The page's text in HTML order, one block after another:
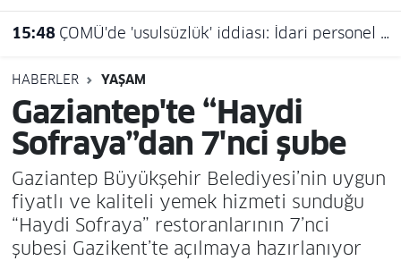
15:48 ÇOMÜ'de 'usulsüzlük' iddiası: İdari personel açığa alındı
HABERLER YAŞAM
Gaziantep'te “Haydi
Sofraya”dan 7'nci şube
Gaziantep Büyükşehir Belediyesi’nin uygun
fiyatlı ve kaliteli yemek hizmeti sunduğu
“Haydi Sofraya” restoranlarının 7’nci
şubesi Gazikent’te açılmaya hazırlanıyor
Süper Lig Puan Durumu ve Fikstür
Tüm Manşetler
Son Dakika Haberleri
Haber Arşivi